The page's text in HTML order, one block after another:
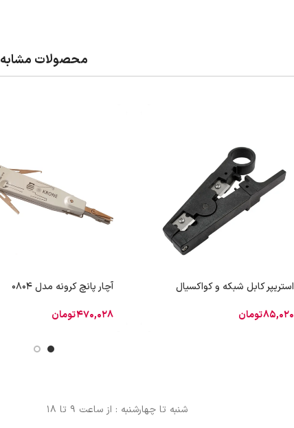
محصولات مشابه
استریپر کابل شبکه و کواکسیال
85,020تومان
آچار پانچ کرونه مدل 0804
470,028تومان
شنبه تا چهارشنبه : از ساعت 9 تا 18